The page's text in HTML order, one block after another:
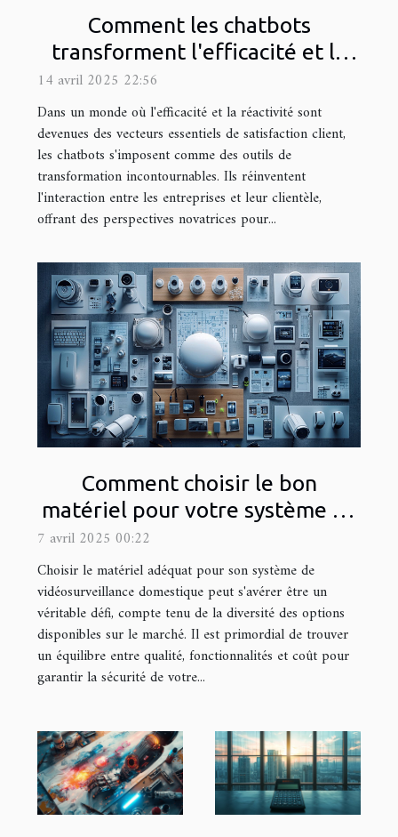
Comment les chatbots
transforment l'efficacité et la
satisfaction dans le service
client
14 avril 2025 22:56
Dans un monde où l'efficacité et la réactivité sont
devenues des vecteurs essentiels de satisfaction client,
les chatbots s'imposent comme des outils de
transformation incontournables. Ils réinventent
l'interaction entre les entreprises et leur clientèle,
offrant des perspectives novatrices pour...
Comment choisir le bon
matériel pour votre système de
vidéosurveillance domestique
7 avril 2025 00:22
Choisir le matériel adéquat pour son système de
vidéosurveillance domestique peut s'avérer être un
véritable défi, compte tenu de la diversité des options
disponibles sur le marché. Il est primordial de trouver
un équilibre entre qualité, fonctionnalités et coût pour
garantir la sécurité de votre...